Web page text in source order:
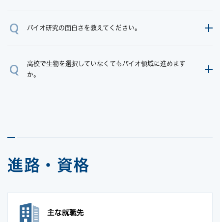
バイオ研究の面白さを教えてください。
高校で生物を選択していなくてもバイオ領域に進めます
か。
進路・資格
主な就職先